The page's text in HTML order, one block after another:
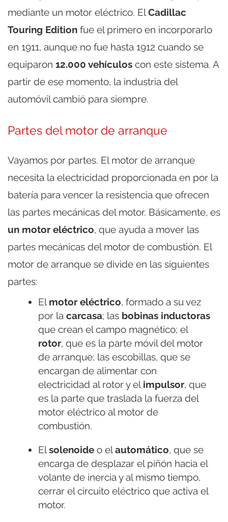
mediante un motor eléctrico. ElCadillac
Touring Edition fue el primero en incorporarlo
en 1911, aunque no fue hasta 1912 cuando se
equiparon 12.000 vehículos con este sistema. A
partir de ese momento, la industria del
automóvil cambió para siempre.
Partes del motor de arranque
Vayamos por partes. El motor de arranque
necesita la electricidad proporcionada en por la
batería para vencer la resistencia que ofrecen
las partes mecánicas del motor. Básicamente, es
un motor eléctrico, que ayuda a mover las
partes mecánicas del motor de combustión. El
motor de arranque se divide en las siguientes
partes:
El motor eléctrico, formado a su vez
por la carcasa; las bobinas inductoras
que crean el campo magnético; el
rotor, que es la parte móvil del motor
de arranque; las escobillas, que se
encargan de alimentar con
electricidad al rotor y el impulsor, que
es la parte que traslada la fuerza del
motor eléctrico al motor de
combustión.
Elsolenoide o elautomático, que se
encarga de desplazar el piñón hacia el
volante de inercia y al mismo tiempo,
cerrar el circuito eléctrico que activa el
motor.